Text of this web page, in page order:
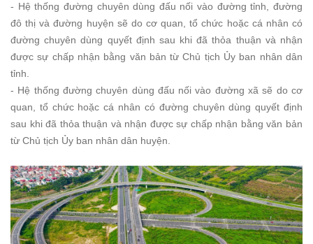
- Hệ thống đường chuyên dùng đấu nối vào đường tỉnh, đường
đô thị và đường huyện sẽ do cơ quan, tổ chức hoặc cá nhân có
đường chuyên dùng quyết định sau khi đã thỏa thuận và nhận
được sự chấp nhận bằng văn bản từ Chủ tịch Ủy ban nhân dân
tỉnh.
- Hệ thống đường chuyên dùng đấu nối vào đường xã sẽ do cơ
quan, tổ chức hoặc cá nhân có đường chuyên dùng quyết định
sau khi đã thỏa thuận và nhận được sự chấp nhận bằng văn bản
từ Chủ tịch Ủy ban nhân dân huyện.